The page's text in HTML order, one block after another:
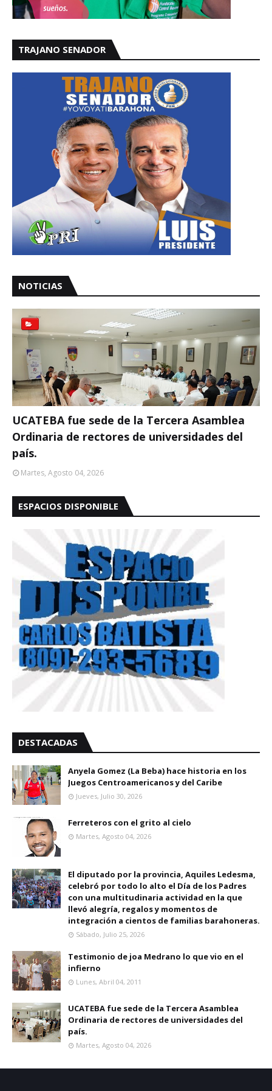
TRAJANO SENADOR
NOTICIAS
UCATEBA fue sede de la Tercera Asamblea
Ordinaria de rectores de universidades del
país.
Martes, Agosto 04, 2026
ESPACIOS DISPONIBLE
DESTACADAS
Anyela Gomez (La Beba) hace historia en los
Juegos Centroamericanos y del Caribe
Jueves, Julio 30, 2026
Ferreteros con el grito al cielo
Martes, Agosto 04, 2026
El diputado por la provincia, Aquiles Ledesma,
celebró por todo lo alto el Día de los Padres
con una multitudinaria actividad en la que
llevó alegría, regalos y momentos de
integración a cientos de familias barahoneras.
Sábado, Julio 25, 2026
Testimonio de joa Medrano lo que vio en el
infierno
Lunes, Abril 04, 2011
UCATEBA fue sede de la Tercera Asamblea
Ordinaria de rectores de universidades del
país.
Martes, Agosto 04, 2026